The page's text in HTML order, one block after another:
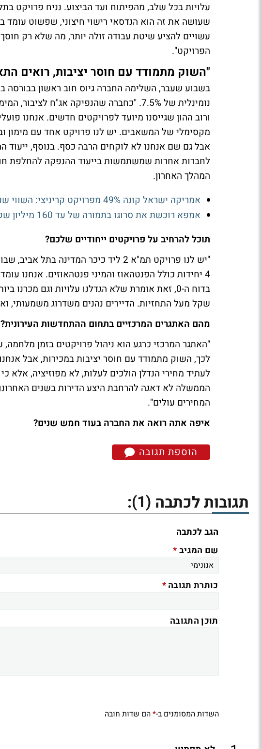
עלויות בכל שלב, מהפיתוח ועד הביצוע. נניח פרויקט
שעושה את זה הוא הנדסאי רישוי חיצוני, שפשוט עומד
עשויים להציע שיטת עבודה זולה יותר, מה שלא רק
הפרויקט".
"השוק מתמודד עם חוסר יציבות, רואים
נומינלית של 7.5%. "כחברה שהנפיקה אג"ח
ורוב ההון שגייסנו מיועד לפרויקטים חדשים. אנחנו
מקסימלי של המשאבים. יש לנו פרויקט אחד עם מימון
אבל גם שם אנחנו לא לוקחים הרבה כסף. בנוסף, ייעוד
לחברות אחרות שמשתמשות בייעוד ההנפקה להחלפת
המהלך האחרון.
אמריקה ישראל קונה 49% מפרויקט קריניצי: השווי שנגזר והמשמעות לאב-גד
אמפא רוכשת את סרוגו בתמורה של עד 160 מיליון שקל
תוכל להרחיב על פרויקטים ייחודיים שלכם?
4 יחידות כולל הפנטהאוז והמיני פנטהאוזים. אנחנו
שקל מעל התחזיות. הדיירים נהנים משדרוג משמעותי,
מהם האתגרים המרכזיים בתחום ההתחדשות העירונית?
"האתגר המרכזי כרגע הוא ניהול פרויקטים בזמן מלחמה,
לכך, השוק מתמודד עם חוסר יציבות במכירות, אבל
לעתיד מחירי הנדלן הולכים לעלות, לא מפוזיציה, אלא
הממשלה לא דאגה להרחבת היצע הדירות בשנים
המחירים עולים".
איפה אתה רואה את החברה בעוד חמש שנים?
הוספת תגובה
תגובות לכתבה (1)
:
הגב לכתבה
שם המגיב*
כותרת תגובה*
תוכן התגובה
השדות המסומנים ב-*הם שדות חובה